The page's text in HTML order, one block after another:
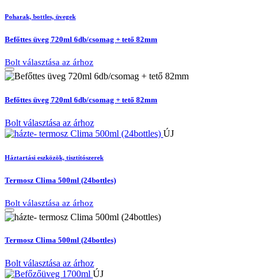
Poharak, bottles, üvegek
Befőttes üveg 720ml 6db/csomag + tető 82mm
Bolt választása az árhoz
Befőttes üveg 720ml 6db/csomag + tető 82mm
Bolt választása az árhoz
ÚJ
Háztartási eszközök, tisztítószerek
Termosz Clima 500ml (24bottles)
Bolt választása az árhoz
Termosz Clima 500ml (24bottles)
Bolt választása az árhoz
ÚJ